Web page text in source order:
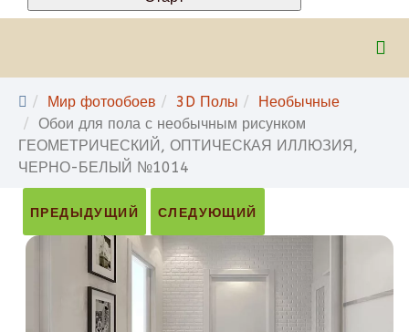
Мир фотообоев 3D Полы
Необычные
Обои для пола с необычным рисунком
ГЕОМЕТРИЧЕСКИЙ, ОПТИЧЕСКАЯ ИЛЛЮЗИЯ,
ЧЕРНО-БЕЛЫЙ №1014
ПРЕДЫДУЩИЙ СЛЕДУЮЩИЙ